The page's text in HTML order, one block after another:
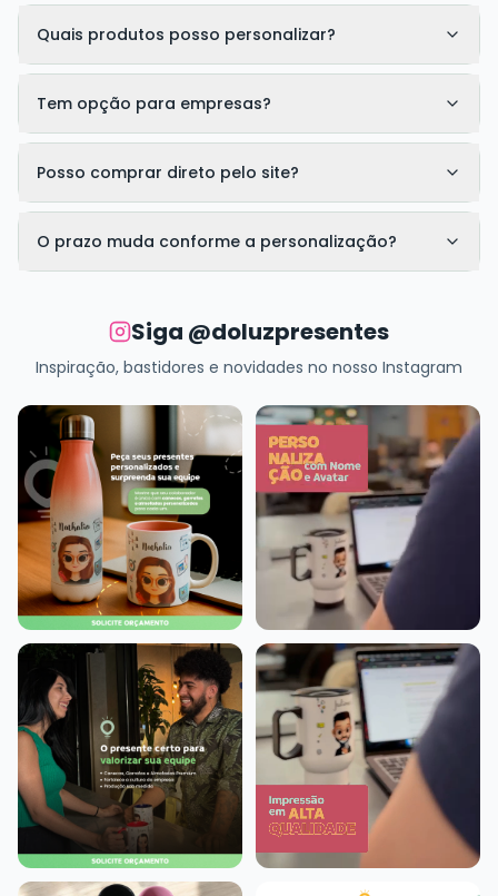
Quais produtos posso personalizar?
Tem opção para empresas?
Posso comprar direto pelo site?
O prazo muda conforme a personalização?
Siga @doluzpresentes
Inspiração, bastidores e novidades no nosso Instagram